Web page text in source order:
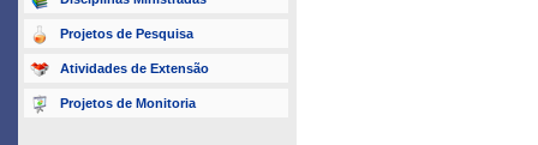
Projetos de Pesquisa
Atividades de Extensão
Projetos de Monitoria